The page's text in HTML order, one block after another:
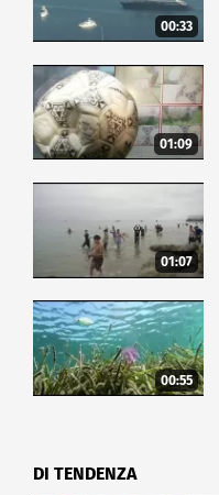
00:33
01:09
01:07
00:55
DI TENDENZA